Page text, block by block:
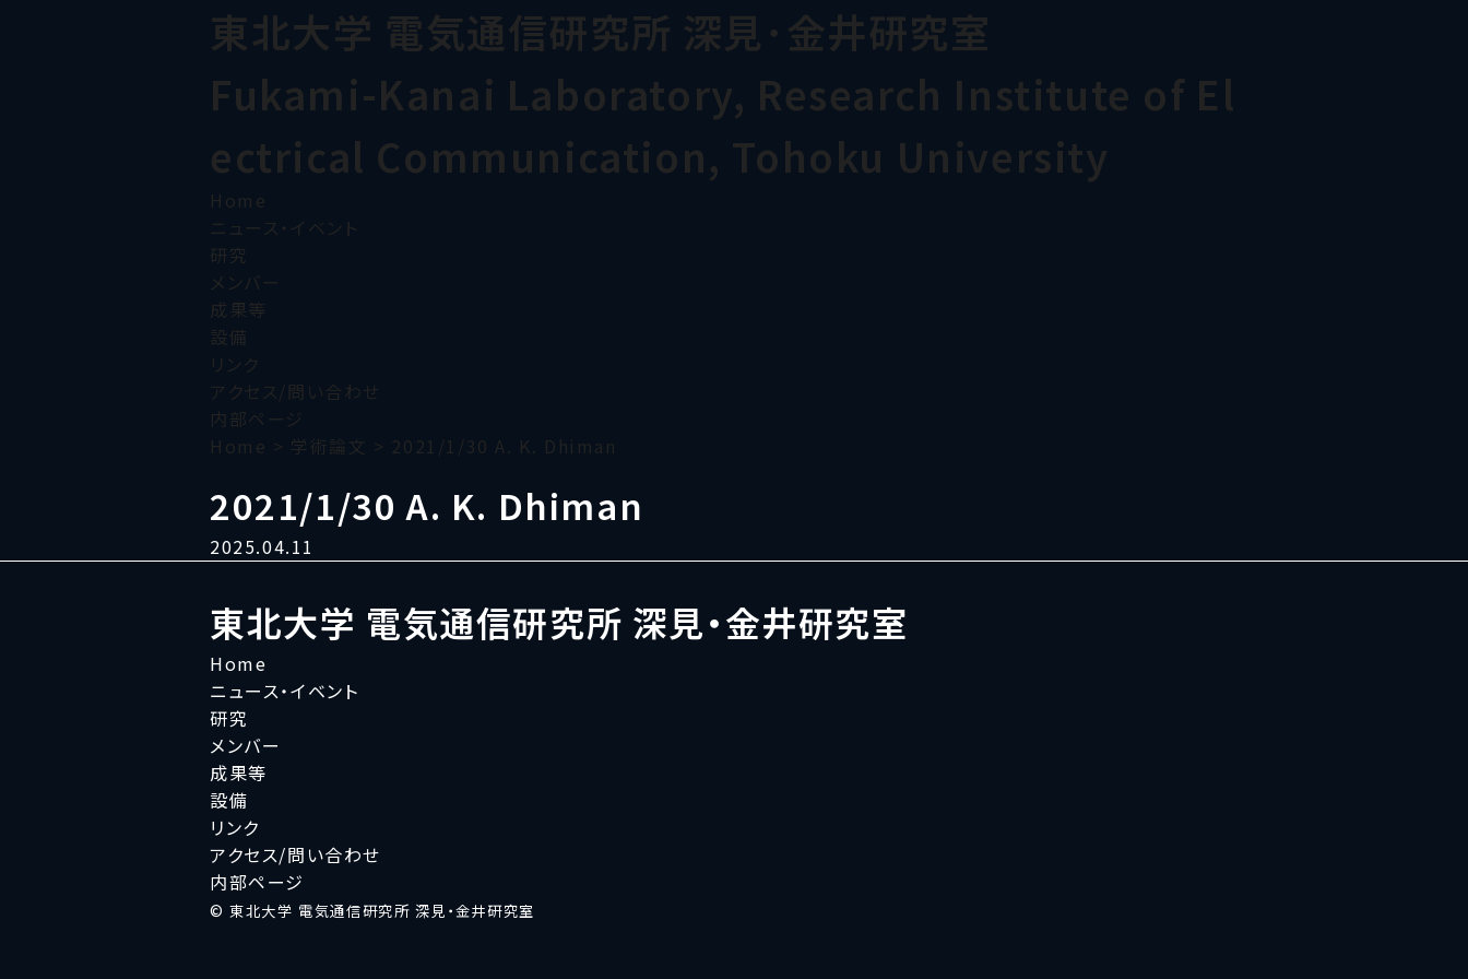
東北大学 電気通信研究所 深見･金井研究室
Fukami-Kanai Laboratory, Research Institute of El
ectrical Communication, Tohoku University
Home
ニュース・イベント
研究
メンバー
成果等
設備
リンク
アクセス/問い合わせ
内部ページ
Home > 学術論文 > 2021/1/30 A. K. Dhiman
2021/1/30 A. K. Dhiman
2025.04.11
東北大学 電気通信研究所 深見・金井研究室
Home
ニュース・イベント
研究
メンバー
成果等
設備
リンク
アクセス/問い合わせ
内部ページ
© 東北大学 電気通信研究所 深見・金井研究室